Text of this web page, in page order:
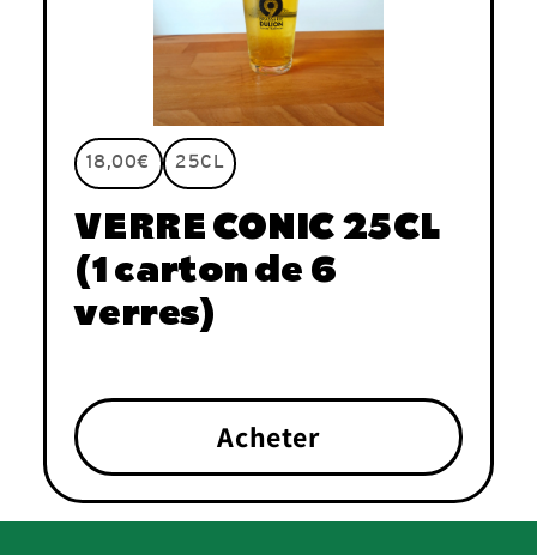
18,00€ 25CL
VERRE CONIC 25CL
(1 carton de 6
verres)
Acheter